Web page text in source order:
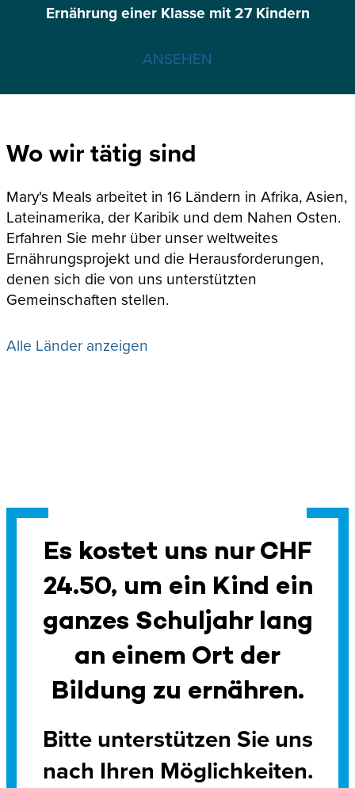
Ernährung einer Klasse mit 27 Kindern
ANSEHEN
Wo wir tätig sind
Mary's Meals arbeitet in 16 Ländern in Afrika, Asien,
Lateinamerika, der Karibik und dem Nahen Osten.
Erfahren Sie mehr über unser weltweites
Ernährungsprojekt und die Herausforderungen,
denen sich die von uns unterstützten
Gemeinschaften stellen.
Alle Länder anzeigen
Es kostet uns nur CHF
24.50, um ein Kind ein
ganzes Schuljahr lang
an einem Ort der
Bildung zu ernähren.
Bitte unterstützen Sie uns
nach Ihren Möglichkeiten.